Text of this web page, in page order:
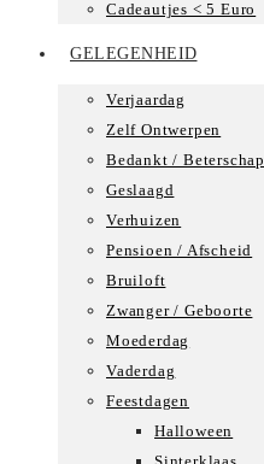
Cadeautjes < 5 Euro
GELEGENHEID
Verjaardag
Zelf Ontwerpen
Bedankt / Beterschap
Geslaagd
Verhuizen
Pensioen / Afscheid
Bruiloft
Zwanger / Geboorte
Moederdag
Vaderdag
Feestdagen
Halloween